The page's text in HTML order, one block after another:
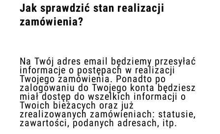
Jak sprawdzić stan realizacji
zamówienia?
Na Twój adres email będziemy przesyłać
informacje o postępach w realizacji
Twojego zamówienia. Ponadto po
zalogowaniu do Twojego konta będziesz
miał dostęp do wszelkich informacji o
Twoich bieżacych oraz już
zrealizowanych zamówieniach: statusie,
zawartości, podanych adresach, itp.